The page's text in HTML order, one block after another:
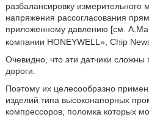
разбалансировку измерительного
напряжения рассогласования
приложенному давлению [см.
компании HONEYWELL», Chip
Очевидно, что эти датчики сложны
дороги.
Поэтому их целесообразно
изделий типа высоконапорных
компрессоров, поломка которых